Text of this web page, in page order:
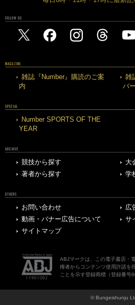
FOLLOW US
MAGAZINE
雑誌『Number』購読のご案
内
雑
バー
SPECIAL
Number SPORTS OF THE
YEAR
ARCHIVE
競技から探す
大
著者から探す
学
OTHERS
お問い合わせ
広
動画・バナー広告について
サ
サイトマップ
ABJマークは、この電子書店・
権者からコンテンツ使用許諾を
ことを示す登録商標（登録番号
© Bungeishunju